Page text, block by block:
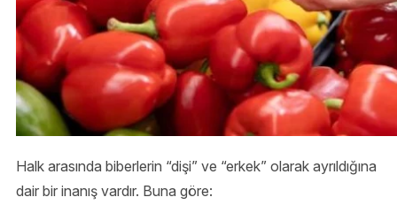
Halk arasında biberlerin “dişi” ve “erkek” olarak ayrıldığına
dair bir inanış vardır. Buna göre: